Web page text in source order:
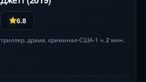
6.8
триллер, драма, криминал•США•1 ч. 2 мин.